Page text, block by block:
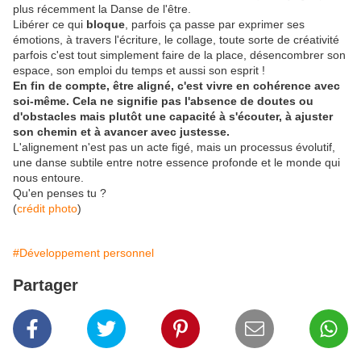
plus récemment la Danse de l'être.
Libérer ce qui bloque , parfois ça passe par exprimer ses
émotions, à travers l'écriture, le collage, toute sorte de créativité
parfois c'est tout simplement faire de la place, désencombrer son
espace, son emploi du temps et aussi son esprit !
En fin de compte, être aligné, c'est vivre en cohérence avec
soi-même. Cela ne signifie pas l'absence de doutes ou
d'obstacles mais plutôt une capacité à s'écouter, à ajuster
son chemin et à avancer avec justesse.
L'alignement n'est pas un acte figé, mais un processus évolutif,
une danse subtile entre notre essence profonde et le monde qui
nous entoure.
Qu'en penses tu ?
(crédit photo)
#Développement personnel
Partager